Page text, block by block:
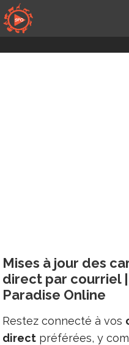
Skip
to
content
fr-
Mises à jour des
direct par courriel |
Paradise Online
Restez connecté à vos
direct préférées, y